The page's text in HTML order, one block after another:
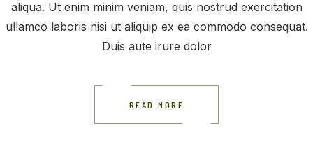
aliqua. Ut enim minim veniam, quis nostrud exercitation
ullamco laboris nisi ut aliquip ex ea commodo consequat.
Duis aute irure dolor
READ MORE